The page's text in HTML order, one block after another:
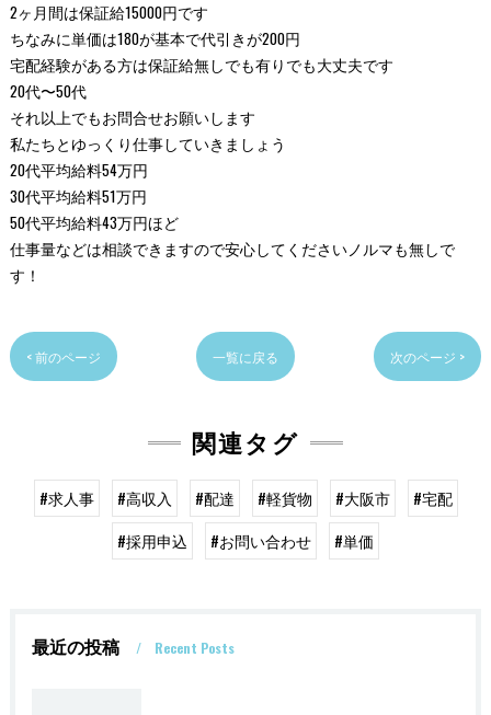
2ヶ月間は保証給15000円です
ちなみに単価は180が基本で代引きが200円
宅配経験がある方は保証給無しでも有りでも大丈夫です
20代〜50代
それ以上でもお問合せお願いします
私たちとゆっくり仕事していきましょう
20代平均給料54万円
30代平均給料51万円
50代平均給料43万円ほど
仕事量などは相談できますので安心してくださいノルマも無しで
す！
< 前のページ 一覧に戻る 次のページ >
関連タグ
#求人事 #高収入 #配達 #軽貨物 #大阪市
#宅配
#採用申込
#お問い合わせ #単価
最近の投稿 Recent Posts